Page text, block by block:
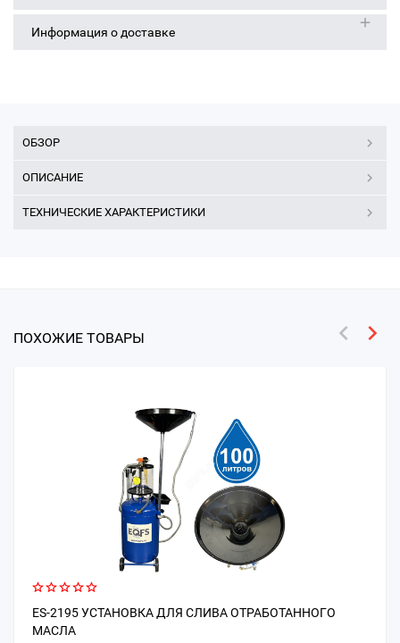
Информация о доставке
ОБЗОР
ОПИСАНИЕ
ТЕХНИЧЕСКИЕ ХАРАКТЕРИСТИКИ
ПОХОЖИЕ ТОВАРЫ
ES-2195 УСТАНОВКА ДЛЯ СЛИВА ОТРАБОТАННОГО
МАСЛА